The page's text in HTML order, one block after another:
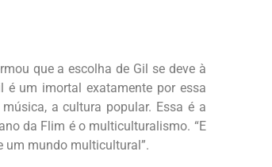
que a escolha de Gil se deve à
é um imortal exatamente por essa
a cultura popular. Essa é a
da Flim é o multiculturalismo. “E
um mundo multicultural”.